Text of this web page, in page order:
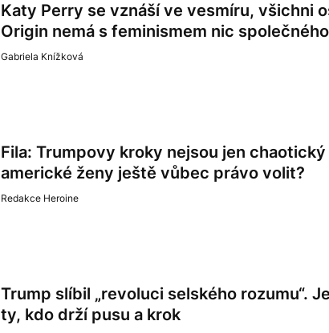
Katy Perry se vznáší ve vesmíru, všichni
Origin nemá s feminismem nic společného
Gabriela Knížková
Fila: Trumpovy kroky nejsou jen
americké ženy ještě vůbec právo volit?
Redakce Heroine
Trump slíbil „revoluci selského rozumu“.
ty, kdo drží pusu a krok